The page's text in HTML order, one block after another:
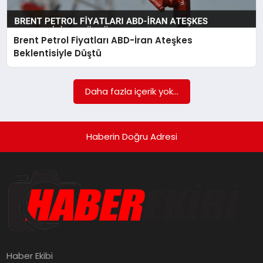
SAĞLIK
SPOR
Brent Petrol Fiyatları ABD-İran Ateşkes
Beklentisiyle Düştü
Daha fazla içerik yok...
Haberin Doğru Adresi
Haber Ekibi